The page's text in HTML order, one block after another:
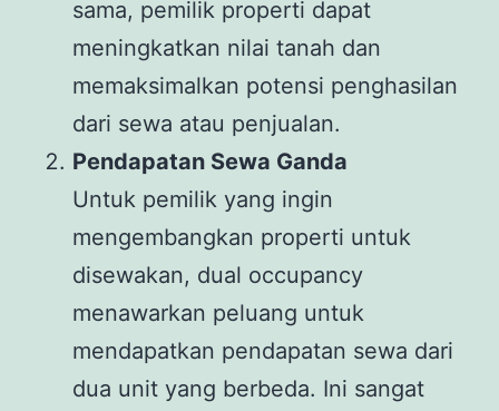
sama, pemilik properti dapat
meningkatkan nilai tanah dan
memaksimalkan potensi penghasilan
dari sewa atau penjualan.
Pendapatan Sewa Ganda
Untuk pemilik yang ingin
mengembangkan properti untuk
disewakan, dual occupancy
menawarkan peluang untuk
mendapatkan pendapatan sewa dari
dua unit yang berbeda. Ini sangat